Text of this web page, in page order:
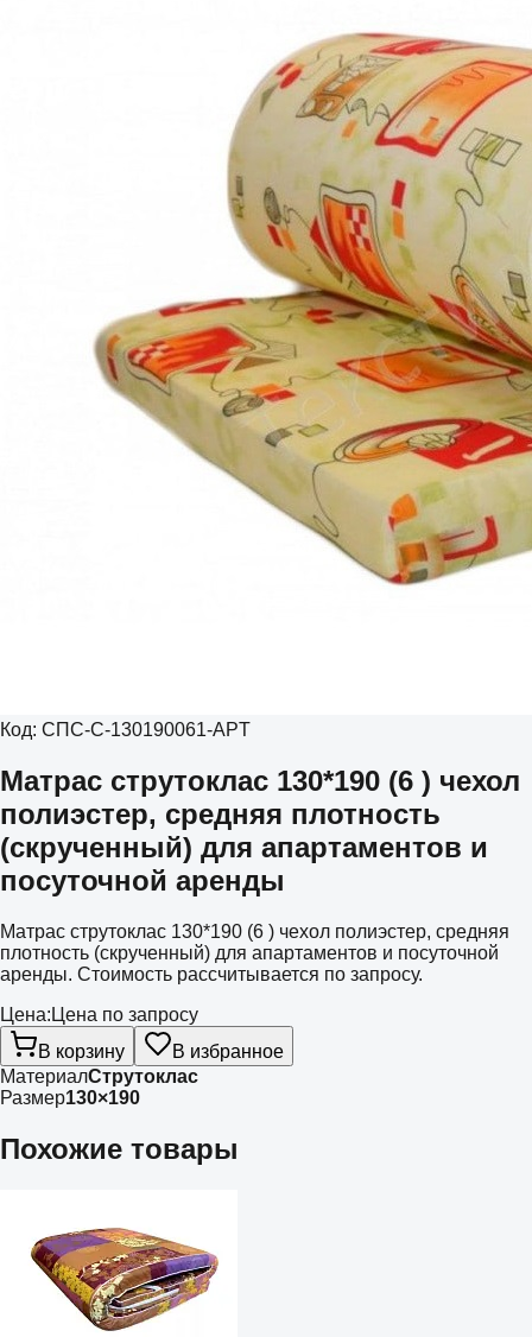
Код: СПС-С-130190061-APT
Матрас струтоклас 130*190 (6 ) чехол
полиэстер, средняя плотность
(скрученный) для апартаментов и
посуточной аренды
Матрас струтоклас 130*190 (6 ) чехол полиэстер, средняя
плотность (скрученный) для апартаментов и посуточной
аренды. Стоимость рассчитывается по запросу.
Цена: Цена по запросу
В корзину
В избранное
МатериалСтрутоклас
Размер130×190
Похожие товары